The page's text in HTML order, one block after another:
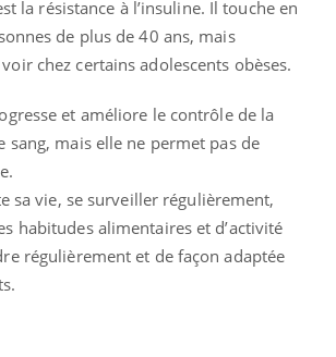
la résistance à l’insuline. Il touche en
de plus de 40 ans, mais
chez certains adolescents obèses.
et améliore le contrôle de la
sang, mais elle ne permet pas de
sa vie, se surveiller régulièrement,
habitudes alimentaires et d’activité
régulièrement et de façon adaptée